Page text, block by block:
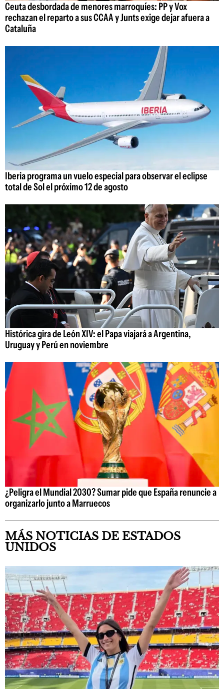
Ceuta desbordada de menores marroquíes: PP y Vox
rechazan el reparto a sus CCAA y Junts exige dejar afuera a
Cataluña
Iberia programa un vuelo especial para observar el eclipse
total de Sol el próximo 12 de agosto
Histórica gira de León XIV: el Papa viajará a Argentina,
Uruguay y Perú en noviembre
¿Peligra el Mundial 2030? Sumar pide que España renuncie a
organizarlo junto a Marruecos
MÁS NOTICIAS DE ESTADOS
UNIDOS